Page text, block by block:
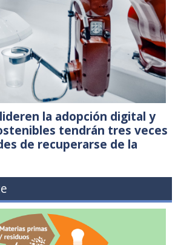
la adopción digital y
tendrán tres veces
de recuperarse de la